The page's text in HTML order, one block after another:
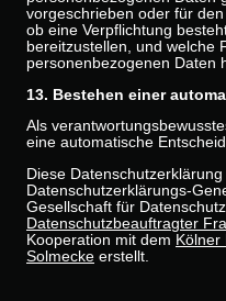
vorgeschrieben oder für
ob eine Verpflichtung
bereitzustellen, und welche
personenbezogenen Daten
13. Bestehen einer
Als
eine automatische
Diese
Datenschutzerklärungs-
Gesellschaft für
Datenschutzbeauftragter
Kooperation mit dem Kölner
Solmecke erstellt.